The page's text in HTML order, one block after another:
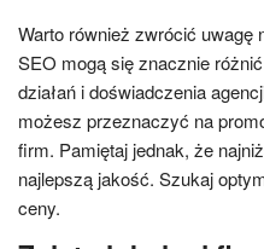
Warto również zwrócić uwagę
SEO mogą się znacznie
działań i doświadczenia
możesz przeznaczyć na
firm. Pamiętaj jednak, że
najlepszą jakość. Szukaj
ceny.